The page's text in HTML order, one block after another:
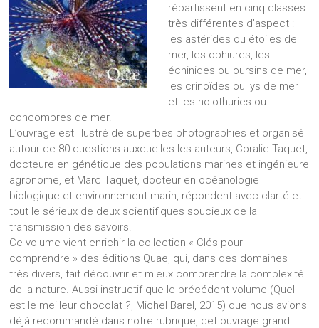
répartissent en cinq classes
très différentes d’aspect :
les astérides ou étoiles de
mer, les ophiures, les
échinides ou oursins de mer,
les crinoïdes ou lys de mer
et les holothuries ou
concombres de mer.
L’ouvrage est illustré de superbes photographies et organisé
autour de 80 questions auxquelles les auteurs, Coralie Taquet,
docteure en génétique des populations marines et ingénieure
agronome, et Marc Taquet, docteur en océanologie
biologique et environnement marin, répondent avec clarté et
tout le sérieux de deux scientifiques soucieux de la
transmission des savoirs.
Ce volume vient enrichir la collection « Clés pour
comprendre » des éditions Quae, qui, dans des domaines
très divers, fait découvrir et mieux comprendre la complexité
de la nature. Aussi instructif que le précédent volume (Quel
est le meilleur chocolat ?, Michel Barel, 2015) que nous avions
déjà recommandé dans notre rubrique, cet ouvrage grand